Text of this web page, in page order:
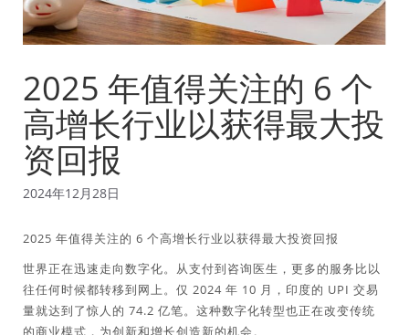
2025 年值得关注的 6 个
高增长行业以获得最大投
资回报
2024年12月28日
2025 年值得关注的 6 个高增长行业以获得最大投资回报
世界正在迅速走向数字化。从支付到咨询医生，更多的服务比以
往任何时候都转移到网上。仅 2024 年 10 月，印度的 UPI 交易
量就达到了惊人的 74.2 亿笔。这种数字化转型也正在改变传统
的商业模式，为创新和增长创造新的机会。